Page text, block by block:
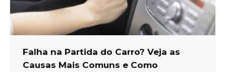
Falha na Partida do Carro? Veja as
Causas Mais Comuns e Como